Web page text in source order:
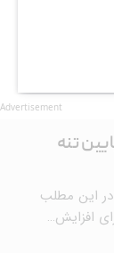
تنه
این مطلب
افزایش…
Advertisement